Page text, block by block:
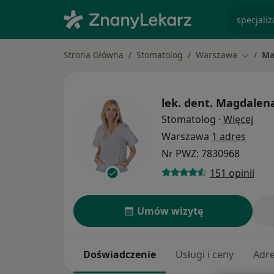
Strona Główna Stomatolog Warszawa Zmień
lek. dent.
Stomatolog · Więcej
Warszawa 1 adres
Nr PWZ: 7830968
151 opinii
Umów wizytę
Doświadczenie Usługi i ceny